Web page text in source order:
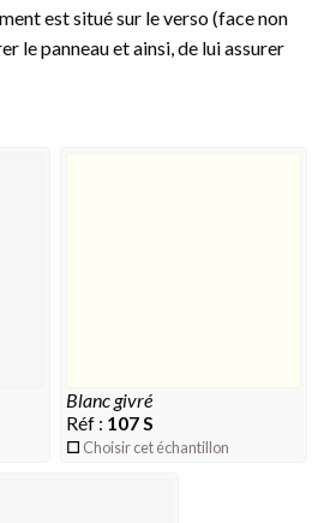
est situé sur le verso (face non
le panneau et ainsi, de lui assurer
blanc givré
Réf : 107 S
Choisir cet échantillon